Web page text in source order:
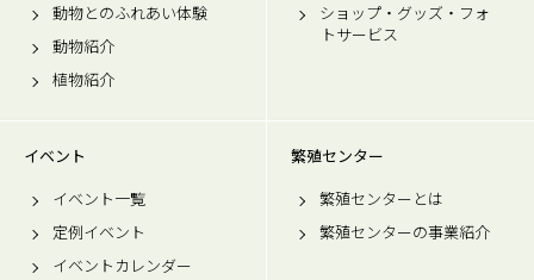
動物とのふれあい体験
動物紹介
植物紹介
ショップ・グッズ・フォ
トサービス
イベント
イベント一覧
定例イベント
イベントカレンダー
繁殖センター
繁殖センターとは
繁殖センターの事業紹介